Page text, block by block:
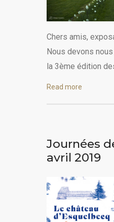
Chers amis,
Nous devons
la 3ème édition
Read more
Journées
avril 2019